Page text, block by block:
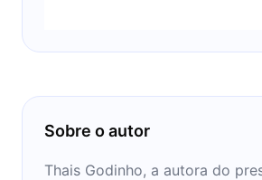
Sobre o autor
Thais Godinho, a autora do